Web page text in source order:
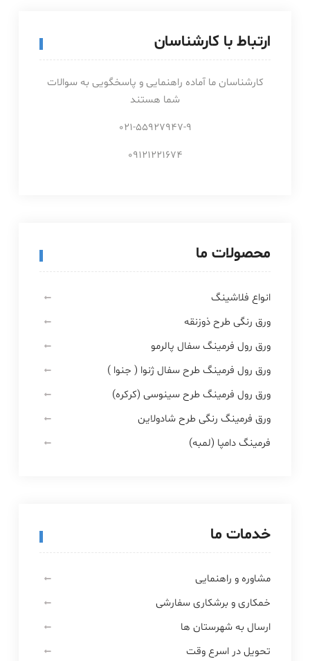
ارتباط با کارشناسان
کارشناسان ما آماده راهنمایی و پاسخگویی به سوالات
شما هستند
021-55927947-9
09121221674
محصولات ما
انواع فلاشینگ
ورق رنگی طرح ذوزنقه
ورق رول فرمینگ سفال پالرمو
ورق رول فرمینگ طرح سفال ژنوا ( جنوا )
ورق رول فرمینگ طرح سینوسی (کرکره)
ورق فرمینگ رنگی طرح شادولاین
فرمینگ دامپا (لمبه)
خدمات ما
مشاوره و راهنمایی
خمکاری و برشکاری سفارشی
ارسال به شهرستان ها
تحویل در اسرع وقت